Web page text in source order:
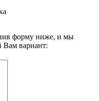
форму ниже, и мы
Вам вариант: